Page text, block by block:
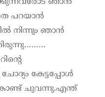
പറയാൻ
നിന്നും ഞാൻ
കേട്ടപ്പോൾ
ചുവന്നു.എന്ത്